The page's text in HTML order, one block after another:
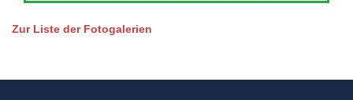
Zur Liste der Fotogalerien